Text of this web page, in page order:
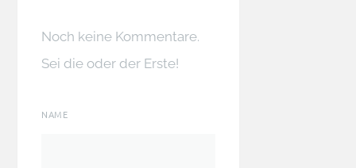
Noch keine Kommentare.
Sei die oder der Erste!
NAME